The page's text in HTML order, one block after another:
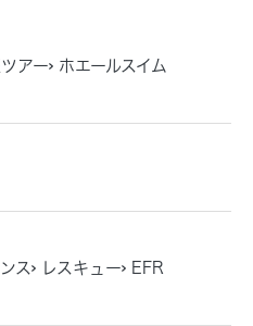
アー
ホエールスイム
ス レスキュー
EFR